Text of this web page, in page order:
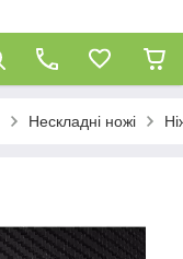
Нескладні ножі